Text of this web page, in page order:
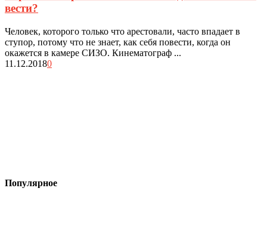
вести?
Человек, которого только что арестовали, часто впадает в
ступор, потому что не знает, как себя повести, когда он
окажется в камере СИЗО. Кинематограф ...
11.12.20180
Популярное